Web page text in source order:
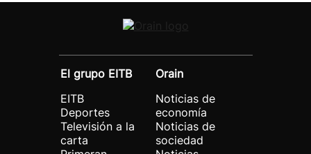
El grupo EITB
EITB
Deportes
Televisión a la
carta
Orain
Noticias de
economía
Noticias de
sociedad